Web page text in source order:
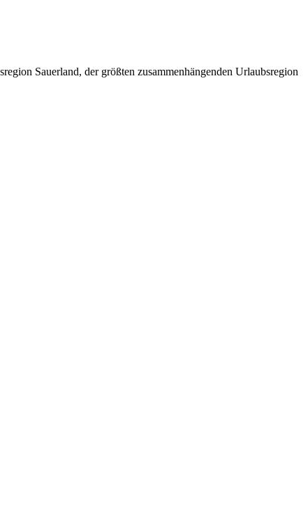
Sauerland, der größten zusammenhängenden Urlaubsregion